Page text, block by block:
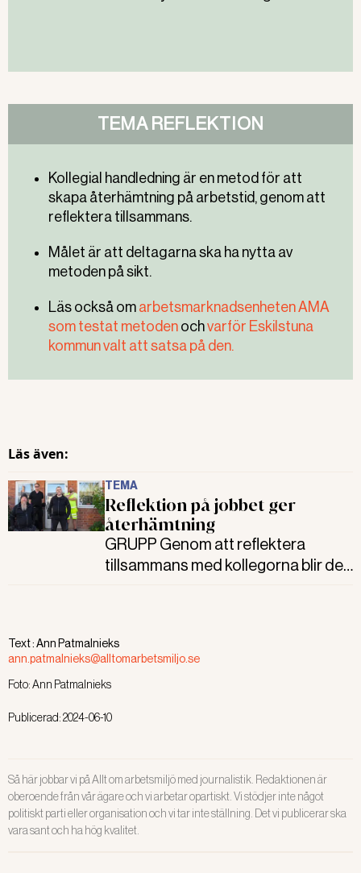
TEMA REFLEKTION
Kollegial handledning är en metod för att
skapa återhämtning på arbetstid, genom att
reflektera tillsammans.
Målet är att deltagarna ska ha nytta av
metoden på sikt.
Läs också om arbetsmarknadsenheten AMA
som testat metoden ochvarför Eskilstuna
kommun valt att satsa på den.
Läs även:
TEMA
Reflektion på jobbet ger
återhämtning
GRUPP Genom att reflektera
tillsammans med kollegorna blir det
fått prova metoden kollegial
handledning.
Text :Ann Patmalnieks
ann.patmalnieks@alltomarbetsmiljo.se
Foto:Ann Patmalnieks
Publicerad:2024-06-10
Så här jobbar vi på Allt om arbetsmiljö med journalistik. Redaktionen är
oberoende från vår ägare och vi arbetar opartiskt. Vi stödjer inte något
politiskt parti eller organisation och vi tar inte ställning. Det vi publicerar ska
vara sant och ha hög kvalitet.